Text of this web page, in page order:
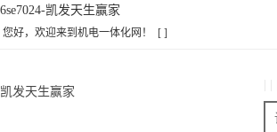
6se7024-凯发天生赢家
您好，欢迎来到机电一体化网！ [ ]
凯发天生赢家